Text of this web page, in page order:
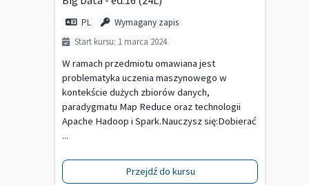
PL Wymagany zapis
Start kursu: 1 marca 2024
W ramach przedmiotu omawiana jest
problematyka uczenia maszynowego w
kontekście dużych zbiorów danych,
paradygmatu Map Reduce oraz technologii
Apache Hadoop i Spark.Nauczysz się:Dobierać
...
Przejdź do kursu